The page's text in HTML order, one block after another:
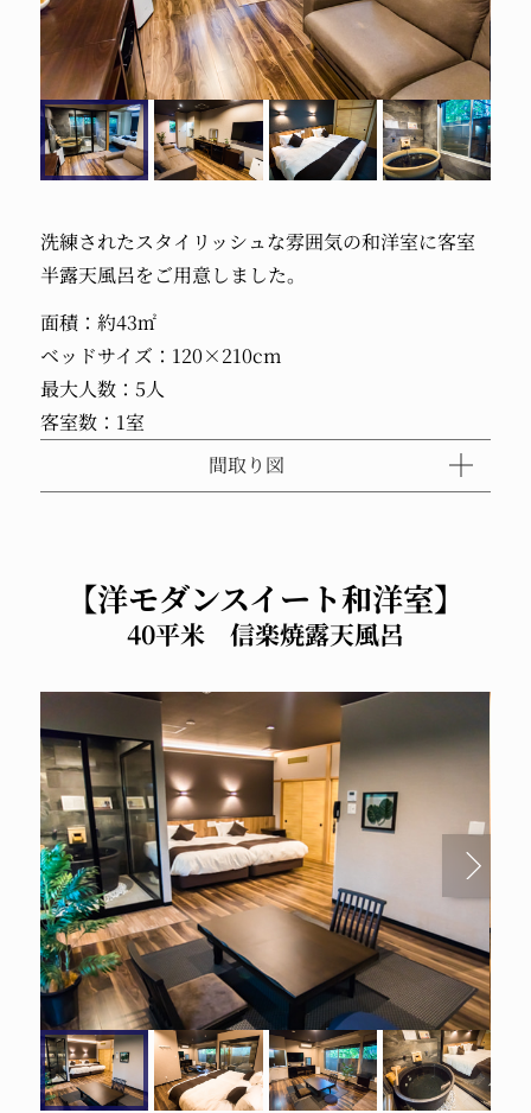
洗練されたスタイリッシュな雰囲気の和洋室に客室
半露天風呂をご用意しました。
面積：約43㎡
ベッドサイズ：120×210cm
最大人数：5人
客室数：1室
間取り図
【洋モダンスイート和洋室】
40平米 信楽焼露天風呂